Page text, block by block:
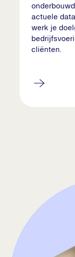
actuele
werk je
cliënten.